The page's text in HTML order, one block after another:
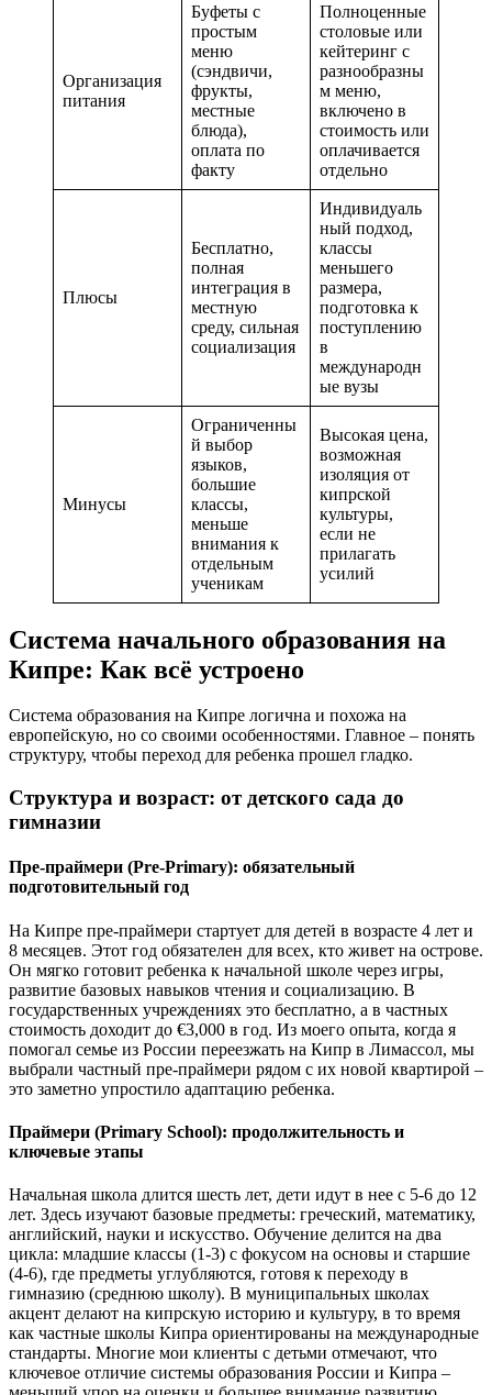
Организация
питания
Буфеты с
простым
меню
(сэндвичи,
фрукты,
местные
блюда),
оплата по
факту
Полноценные
столовые или
кейтеринг с
разнообразны
м меню,
включено в
стоимость или
оплачивается
отдельно
Плюсы
Бесплатно,
полная
интеграция в
местную
среду, сильная
социализация
Индивидуаль
ный подход,
классы
меньшего
размера,
подготовка к
поступлению
в
международн
ые вузы
Минусы
Ограниченны
й выбор
языков,
большие
классы,
меньше
внимания к
отдельным
ученикам
Высокая цена,
возможная
изоляция от
кипрской
культуры,
если не
прилагать
усилий
Система начального образования на
Кипре: Как всё устроено
Система образования на Кипре логична и похожа на
европейскую, но со своими особенностями. Главное – понять
структуру, чтобы переход для ребенка прошел гладко.
Структура и возраст: от детского сада до
гимназии
Пре-праймери (Pre-Primary): обязательный
подготовительный год
На Кипре пре-праймери стартует для детей в возрасте 4 лет и
8 месяцев. Этот год обязателен для всех, кто живет на острове.
Он мягко готовит ребенка к начальной школе через игры,
развитие базовых навыков чтения и социализацию. В
государственных учреждениях это бесплатно, а в частных
стоимость доходит до €3,000 в год. Из моего опыта, когда я
помогал семье из России переезжать на Кипр в Лимассол, мы
выбрали частный пре-праймери рядом с их новой квартирой –
это заметно упростило адаптацию ребенка.
Праймери (Primary School): продолжительность и
ключевые этапы
Начальная школа длится шесть лет, дети идут в нее с 5-6 до 12
лет. Здесь изучают базовые предметы: греческий, математику,
английский, науки и искусство. Обучение делится на два
цикла: младшие классы (1-3) с фокусом на основы и старшие
(4-6), где предметы углубляются, готовя к переходу в
гимназию (среднюю школу). В муниципальных школах
акцент делают на кипрскую историю и культуру, в то время
как частные школы Кипра ориентированы на международные
стандарты. Многие мои клиенты с детьми отмечают, что
ключевое отличие системы образования России и Кипра –